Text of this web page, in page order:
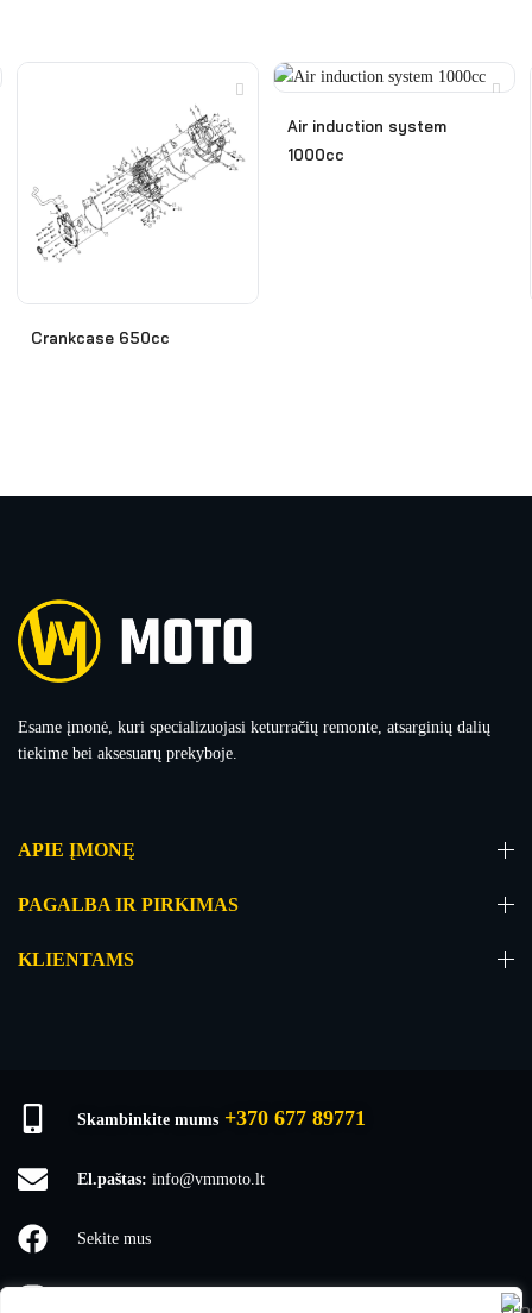
Crankcase 650cc
Air induction system
1000cc
Esame įmonė, kuri specializuojasi keturračių remonte, atsarginių dalių
tiekime bei aksesuarų prekyboje.
APIE ĮMONĘ
PAGALBA IR PIRKIMAS
KLIENTAMS
Skambinkite mums +370 677 89771
El.paštas: info@vmmoto.lt
Sekite mus